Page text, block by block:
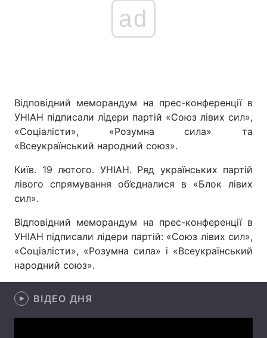
Головна Війна
Україна Політика
Економіка Світ
Спорт
Техно і зв'язок Лайт
Зброя Інциденти
Цікавинки
ad
Відповідний меморандум на прес-конференції в
УНІАН підписали лідери партій «Союз лівих сил»,
«Соціалісти», «Розумна сила» та
«Всеукраїнський народний союз».
Київ. 19 лютого. УНІАН. Ряд українських партій
лівого спрямування об’єдналися в «Блок лівих
сил».
Відповідний меморандум на прес-конференції в
УНІАН підписали лідери партій: «Союз лівих сил»,
«Соціалісти», «Розумна сила» і «Всеукраїнський
народний союз».
ВІДЕО ДНЯ